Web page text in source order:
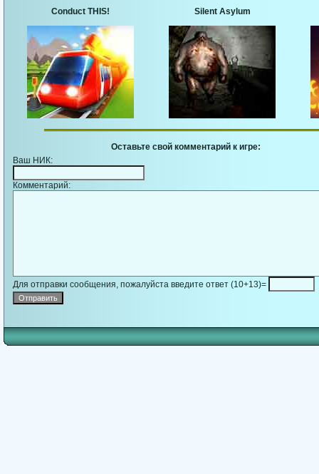
Conduct THIS! Silent Asylum
Оставьте свой комментарий к игре:
Ваш НИК:
Комментарий:
Для отправки сообщения, пожалуйста введите ответ (10+13)=